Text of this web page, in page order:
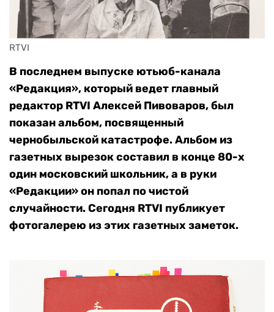
RTVI
В последнем выпуске ютьюб-канала
«Редакция», который ведет главный
редактор RTVI Алексей Пивоваров, был
показан альбом, посвященный
чернобыльской катастрофе. Альбом из
газетных вырезок составил в конце 80-х
один московский школьник, а в руки
«Редакции» он попал по чистой
случайности. Сегодня RTVI публикует
фотогалерею из этих газетных заметок.